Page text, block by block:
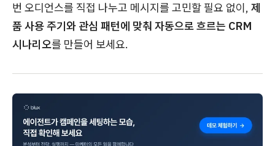
번 오디언스를 직접 나누고 메시지를 고민할 필요 없이, 제
품 사용 주기와 관심 패턴에 맞춰 자동으로 흐르는 CRM
시나리오를 만들어 보세요.